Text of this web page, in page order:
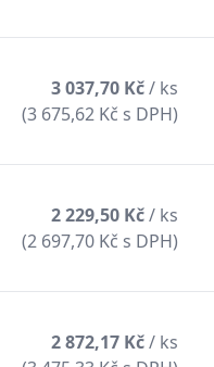
3 037,70 Kč/ ks
(3 675,62 Kč s DPH)
2 229,50 Kč/ ks
(2 697,70 Kč s DPH)
2 872,17 Kč/ ks